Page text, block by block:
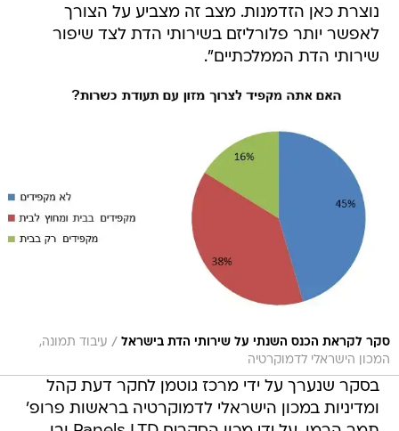
נוצרת כאן הזדמנות. מצב זה מצביע על הצורך
לאפשר יותר פלורליזם בשירותי הדת לצד שיפור
שירותי הדת הממלכתיים".
סקר לקראת הכנס השנתי על שירותי הדת בישראל / עיבוד תמונה,
המכון הישראלי לדמוקרטיה
בסקר שנערך על ידי מרכז גוטמן לחקר דעת קהל
ומדיניות במכון הישראלי לדמוקרטיה בראשות פרופ'